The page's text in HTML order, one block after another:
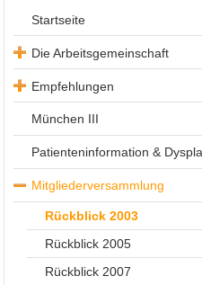
Startseite
Die Arbeitsgemeinschaft
Empfehlungen
München III
Patienteninformation &
Mitgliederversammlung
Rückblick 2003
Rückblick 2005
Rückblick 2007